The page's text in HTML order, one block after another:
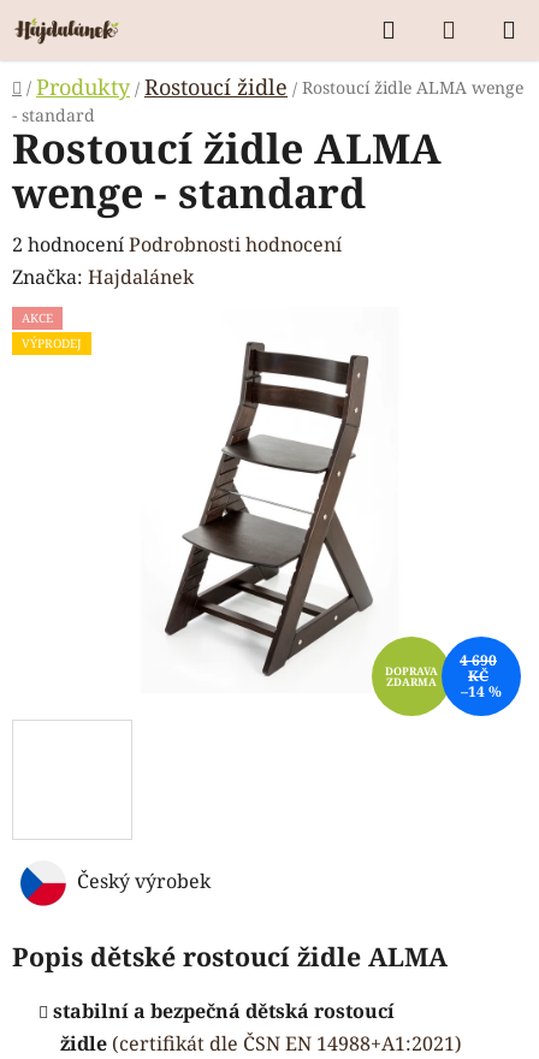
Přejít
na
obsah
Hledat
KOŠÍK
Domů
/ Produkty / Rostoucí židle / Rostoucí židle ALMA wenge
- standard
Český výrobek
Popis dětské rostoucí židle ALMA
stabilní a bezpečná dětská rostoucí
židle (certifikát dle ČSN EN 14988+A1:2021)
Rostoucí židle ALMA
wenge - standard
Průměrné
hodnocení
produktu
je
2 hodnoceníPodrobnosti hodnocení
Značka: Hajdalánek
AKCE
VÝPRODEJ
DOPRAVA
ZDARMA
4 690
KČ
–14 %